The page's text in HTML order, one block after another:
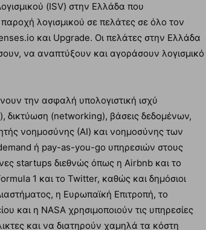
(ISV) στην Ελλάδα που
παροχή λογισμικού σε πελάτες σε όλο τον
και Upgrade. Οι πελάτες στην Ελλάδα
να αναπτύξουν και αγοράσουν λογισμικό
την ασφαλή υπολογιστική ισχύ
(networking), βάσεις δεδομένων,
νοημοσύνης (ΑΙ) και νοηµοσύνης των
ή pay-as-you-go υπηρεσιών στους
startups διεθνώς όπως η Airbnb και το
1 και το Twitter, καθώς και δημόσιοι
η Ευρωπαϊκή Επιτροπή, το
και η NASA χρησιμοποιούν τις υπηρεσίες
και να διατηρούν χαμηλά τα κόστη